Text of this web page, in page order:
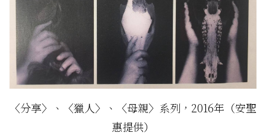
〈分享〉、〈獵人〉、〈母親〉系列，2016年（安聖
惠提供）